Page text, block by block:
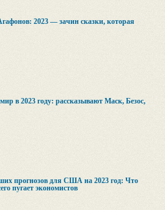
2023 — зачин сказки, которая
в 2023 году: рассказывают Маск, Безос,
прогнозов для США на 2023 год: Что
пугает экономистов